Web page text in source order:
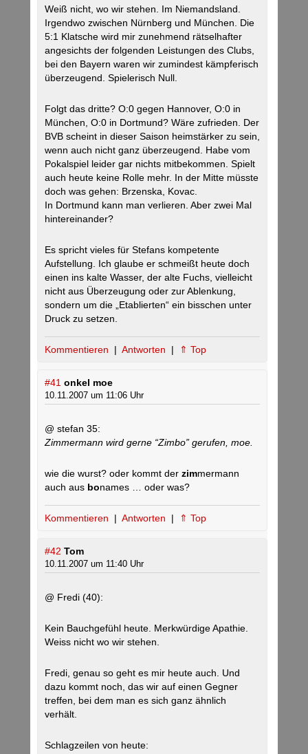
Weiß nicht, wo wir stehen. Im Niemandsland.
Irgendwo zwischen Nürnberg und München. Die
5:1 Klatsche wird mir zunehmend rätselhafter
angesichts der folgenden Leistungen des Clubs,
bei den Bayern waren wir zumindest kämpferisch
überzeugend. Spielerisch Null.
Folgt das dritte? O:0 gegen Hannover, O:0 in
München, O:0 in Dortmund? Wäre zufrieden. Der
BVB scheint in dieser Saison heimstärker zu sein,
wenn auch nicht ganz überzeugend. Habe vom
Pokalspiel leider gar nichts mitbekommen. Spielt
auch heute keine Rolle mehr. In der Mitte müsste
doch was gehen: Brzenska, Kovac.
In Dortmund kann man verlieren. Aber zwei Mal
hintereinander?
Es spricht vieles für Stefans kompetente
Aufstellung. Ich glaube er schmeißt heute doch
einen ins kalte Wasser, der alte Fuchs, vielleicht
nicht aus Überzeugung oder zur Ablenkung,
sondern um die „Etablierten“ ein bisschen unter
Druck zu setzen.
Kommentieren | Antworten | ⇑ Top
#41 onkel moe
10.11.2007 um 11:06 Uhr
@ stefan 35:
Zimmermann wird gerne “Zimbo” gerufen, moe.
wie die wurst? oder kommt der zimmermann
auch aus bonames … oder was?
Kommentieren | Antworten | ⇑ Top
#42 Tom
10.11.2007 um 11:40 Uhr
@ Fredi (40):
Kein Bauchgefühl heute. Merkwürdige Apathie.
Weiss nicht wo wir stehen.
Fredi, genau so geht es mir heute auch. Und
dazu kommt noch, das wir auf einen Gegner
treffen, bei dem man es sich ganz ähnlich
verhält.
Schlagzeilen von heute: